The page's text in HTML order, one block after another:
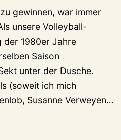
gewinnen, war immer
unsere Volleyball-
der 1980er Jahre
Saison
unter der Dusche.
(soweit ich mich
Susanne Verweyen…